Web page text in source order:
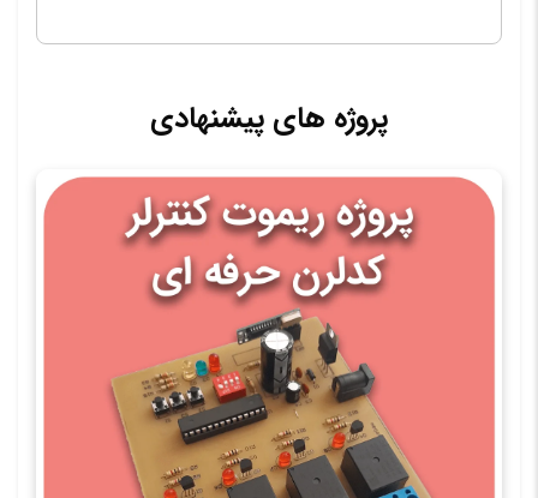
پروژه های پیشنهادی